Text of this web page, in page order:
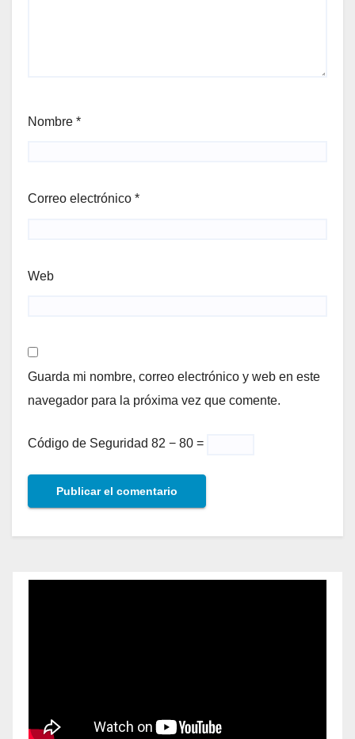
Nombre *
Correo electrónico *
Web
Guarda mi nombre, correo electrónico y web en este
navegador para la próxima vez que comente.
Código de Seguridad 82 − 80 =